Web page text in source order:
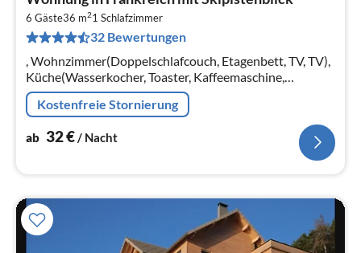
6 Gäste36 m21 Schlafzimmer
32 Bewertungen
, Wohnzimmer(Doppelschlafcouch, Etagenbett, TV, TV),
Küche(Wasserkocher, Toaster, Kaffeemaschine,
Mikrowelle, Spülmaschine, Kühlschrank,
Tiefkühlschrank, Zitruspresse)
Kostenfreie Stornierung
ab 32€ / Nacht